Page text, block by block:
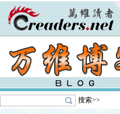
搜索>>